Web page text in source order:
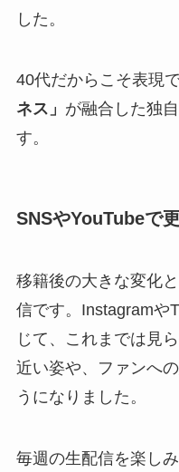
した。
40代だからこそ表現
ネス」 が融合した独
す。
SNSやYouTubeで
移籍後の大きな変化
信です。Instagramや
じて、これまでは見
近い姿や、ファンへ
うになりました。
毎週の生配信を楽し